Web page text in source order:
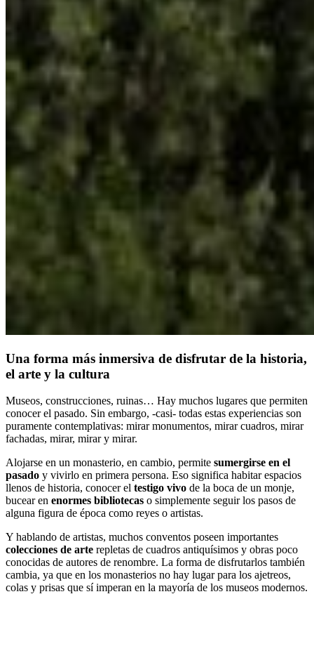
Una forma más inmersiva de disfrutar de la historia,
el arte y la cultura
Museos, construcciones, ruinas… Hay muchos lugares que permiten
conocer el pasado. Sin embargo, -casi- todas estas experiencias son
puramente contemplativas: mirar monumentos, mirar cuadros, mirar
fachadas, mirar, mirar y mirar.
Alojarse en un monasterio, en cambio, permite sumergirse en el
pasado y vivirlo en primera persona. Eso significa habitar espacios
llenos de historia, conocer el testigo vivo de la boca de un monje,
bucear en enormes bibliotecas o simplemente seguir los pasos de
alguna figura de época como reyes o artistas.
Y hablando de artistas, muchos conventos poseen importantes
colecciones de arte repletas de cuadros antiquísimos y obras poco
conocidas de autores de renombre. La forma de disfrutarlos también
cambia, ya que en los monasterios no hay lugar para los ajetreos,
colas y prisas que sí imperan en la mayoría de los museos modernos.